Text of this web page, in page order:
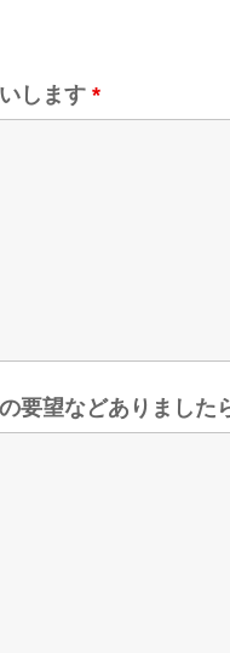
します *
要望などありました